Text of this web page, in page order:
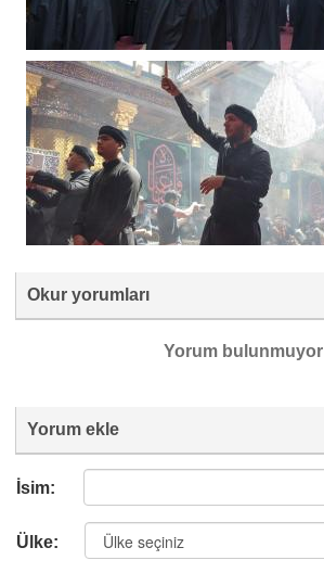
Okur yorumları
Yorum bulunmuyor
Yorum ekle
İsim:
Ülke: